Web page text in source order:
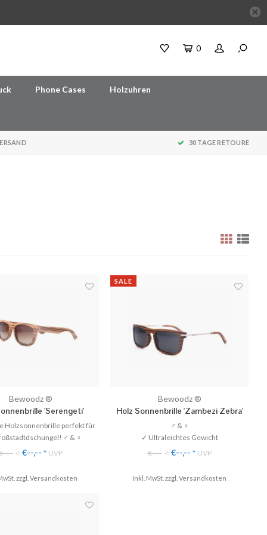
0
Phone Cases Holzuhren
30 TAGE RETOURE
Bewoodz ®
'Serengeti'
Holzsonnenbrille perfekt für
♂ & ♀
Ultraleichtes Gewicht
,-- * €--,-- * UVP
zzgl. Versandkosten
SALE
Bewoodz ®
Holz Sonnenbrille 'Zambezi Zebra'
♂ & ♀
✓ Ultraleichtes Gewicht
✓ 100% UV-Schutz
€--,-- * €--,-- * UVP
Inkl. MwSt. zzgl. Versandkosten